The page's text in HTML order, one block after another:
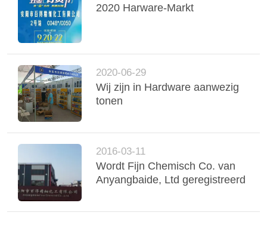
2020 Harware-Markt
2020-06-29
Wij zijn in Hardware aanwezig
tonen
2016-03-11
Wordt Fijn Chemisch Co. van
Anyangbaide, Ltd geregistreerd